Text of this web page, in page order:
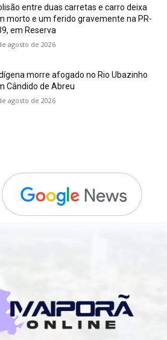
entre duas carretas e carro deixa
morto e um ferido gravemente na PR-
em Reserva
agosto de 2026
morre afogado no Rio Ubazinho
Cândido de Abreu
agosto de 2026